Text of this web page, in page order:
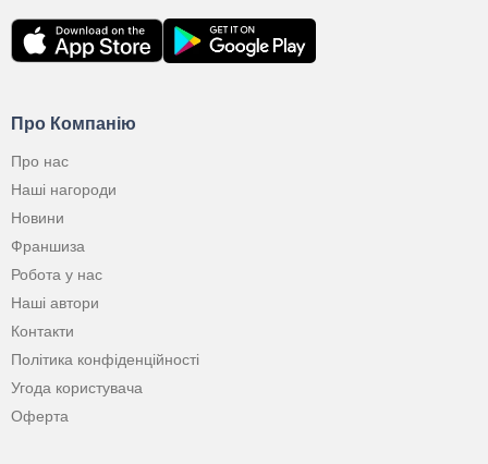
Про Компанію
Про нас
Наші нагороди
Новини
Франшиза
Робота у нас
Наші автори
Контакти
Політика конфіденційності
Угода користувача
Оферта